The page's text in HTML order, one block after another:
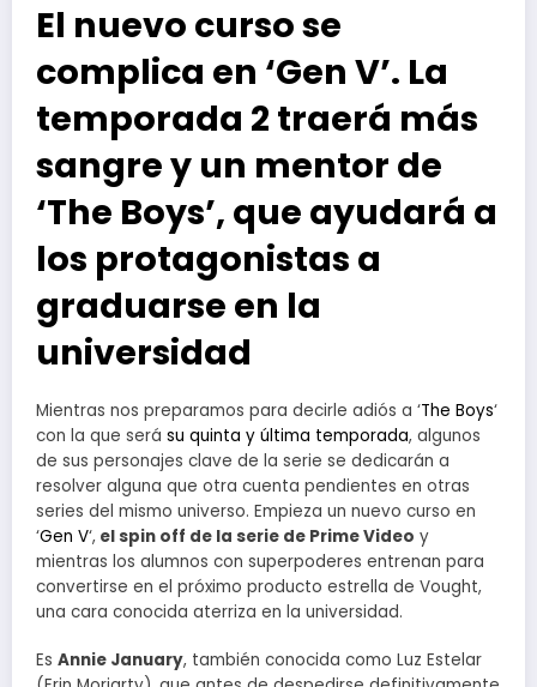
El nuevo curso se
complica en ‘Gen V’. La
temporada 2 traerá más
sangre y un mentor de
‘The Boys’, que ayudará a
los protagonistas a
graduarse en la
universidad
Mientras nos preparamos para decirle adiós a ‘The Boys‘
con la que será su quinta y última temporada, algunos
de sus personajes clave de la serie se dedicarán a
resolver alguna que otra cuenta pendientes en otras
series del mismo universo. Empieza un nuevo curso en
‘Gen V‘, el spin off de la serie de Prime Video y
mientras los alumnos con superpoderes entrenan para
convertirse en el próximo producto estrella de Vought,
una cara conocida aterriza en la universidad.
Es Annie January, también conocida como Luz Estelar